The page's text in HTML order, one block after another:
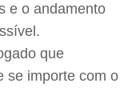
e o andamento
que
se importe com o